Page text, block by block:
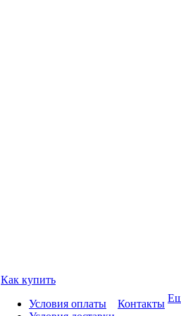
Как купить
Условия оплаты
Контакты